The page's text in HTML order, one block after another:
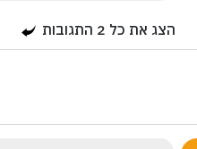
הצג את כל 2 התגובות